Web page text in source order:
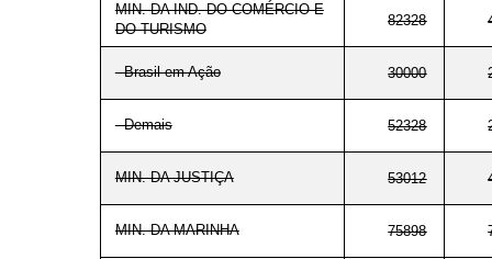
MIN. DA IND. DO COMÉRCIO E
DO TURISMO
82328
- Brasil em Ação 30000
- Demais 52328
MIN. DA JUSTIÇA 53012
MIN. DA MARINHA 75898